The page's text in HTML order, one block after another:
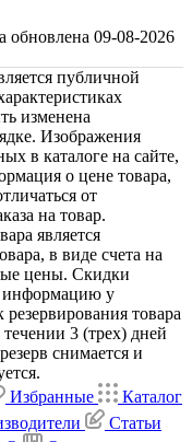
обновлена 09-08-2026
публичной
изменена
Изображения
в каталоге на сайте,
о цене товара,
от
на товар.
является
в виде счета на
цены. Скидки
информацию у
товара
3 (трех) дней
снимается и
Избранные
Каталог
Статьи